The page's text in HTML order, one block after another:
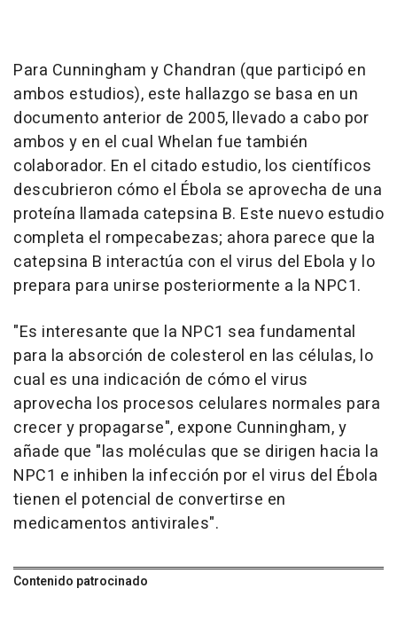
Para Cunningham y Chandran (que participó en
ambos estudios), este hallazgo se basa en un
documento anterior de 2005, llevado a cabo por
ambos y en el cual Whelan fue también
colaborador. En el citado estudio, los científicos
descubrieron cómo el Ébola se aprovecha de una
proteína llamada catepsina B. Este nuevo estudio
completa el rompecabezas; ahora parece que la
catepsina B interactúa con el virus del Ebola y lo
prepara para unirse posteriormente a la NPC1.
"Es interesante que la NPC1 sea fundamental
para la absorción de colesterol en las células, lo
cual es una indicación de cómo el virus
aprovecha los procesos celulares normales para
crecer y propagarse", expone Cunningham, y
añade que "las moléculas que se dirigen hacia la
NPC1 e inhiben la infección por el virus del Ébola
tienen el potencial de convertirse en
medicamentos antivirales".
Contenido patrocinado